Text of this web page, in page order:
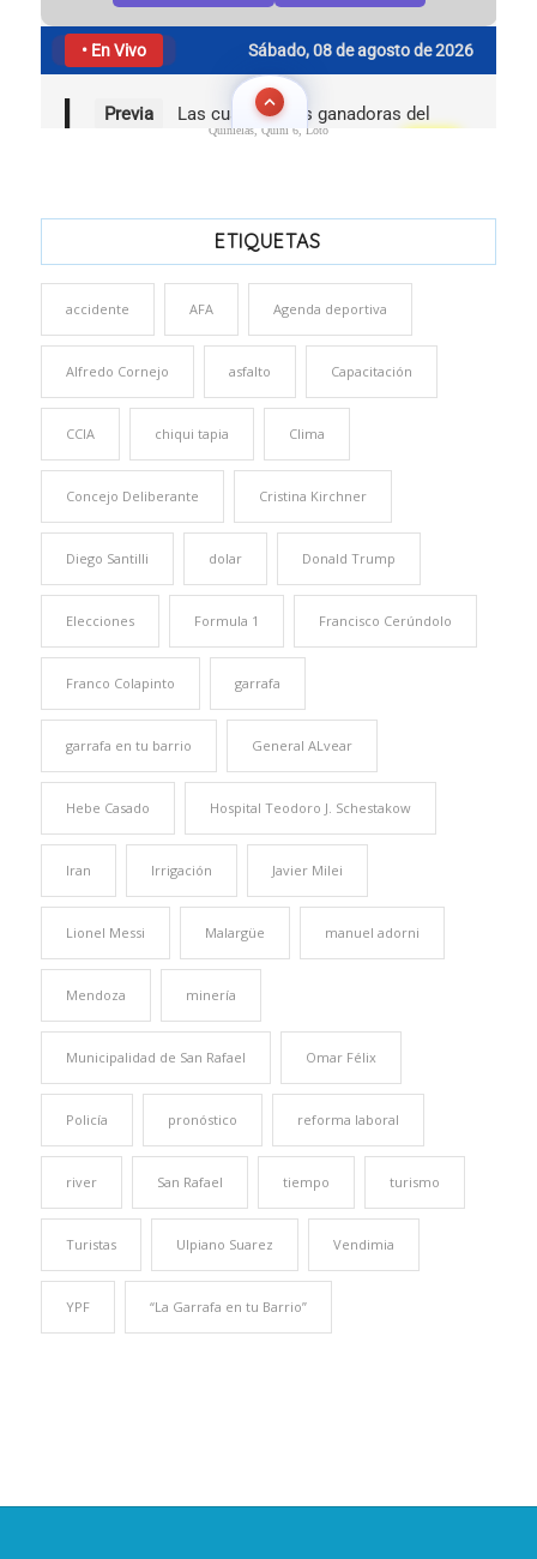
Quinielas, Quini 6, Loto
ETIQUETAS
accidente AFA Agenda deportiva
Alfredo Cornejo asfalto Capacitación
CCIA chiqui tapia Clima
Concejo Deliberante Cristina Kirchner
Diego Santilli dolar Donald Trump
Elecciones Formula 1 Francisco Cerúndolo
Franco Colapinto garrafa
garrafa en tu barrio General ALvear
Hebe Casado Hospital Teodoro J. Schestakow
Iran Irrigación Javier Milei
Lionel Messi Malargüe manuel adorni
Mendoza minería
Municipalidad de San Rafael Omar Félix
Policía pronóstico reforma laboral
river San Rafael tiempo turismo
Turistas Ulpiano Suarez Vendimia
YPF “La Garrafa en tu Barrio”